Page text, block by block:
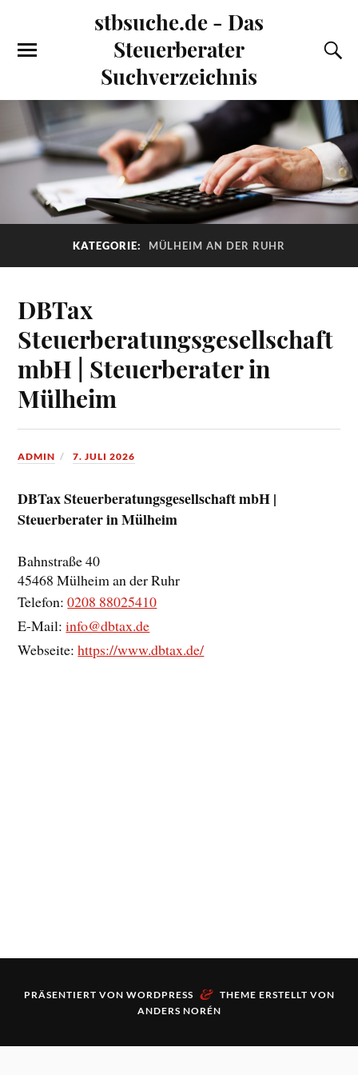
stbsuche.de - Das
Steuerberater
Suchverzeichnis
KATEGORIE: MÜLHEIM AN DER RUHR
DBTax
Steuerberatungsgesellschaft
mbH | Steuerberater in
Mülheim
ADMIN 7. JULI 2026
DBTax Steuerberatungsgesellschaft mbH |
Steuerberater in Mülheim
Bahnstraße 40
45468Mülheim an der Ruhr
Telefon:0208 88025410
E-Mail:info@dbtax.de
Webseite:https://www.dbtax.de/
PRÄSENTIERT VON WORDPRESS & THEME ERSTELLT VON
ANDERS NORÉN